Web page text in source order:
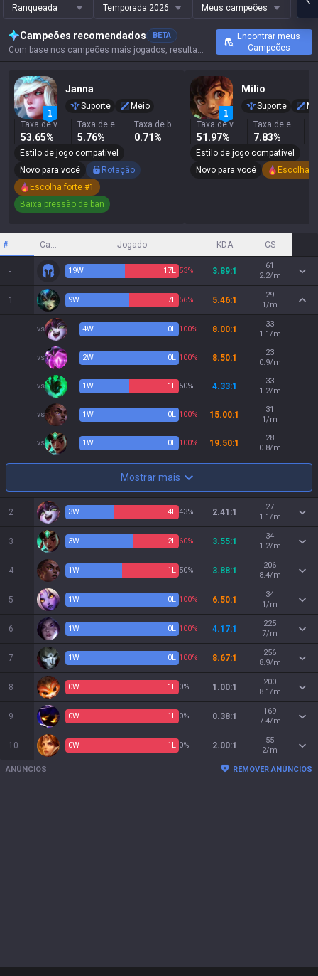
Ranqueada Temporada 2026 Meus campeões
Campeões recomendados BETA
Com base nos campeões mais jogados, resultados e estatísticas principais deste invocador.
Encontrar meus
Campeões
Janna
Suporte
Meio
Taxa de vitória
53.65%
Taxa de escolha
5.76%
Taxa de banimento
0.71%
Estilo de jogo compatível
Novo para você
Rotação
Escolha forte #1
Baixa pressão de ban
Milio
Suporte
Taxa de vitória
51.97%
Taxa de escolha
7.83%
Estilo de jogo compatível
Novo para você
Escolha
# Campeão Jogado KDA CS
- 19W 17L 53% 3.89:1
61
2.2/m
1 9W 7L 56% 5.46:1
29
1/m
vs 4W 0L 100% 8.00:1
33
1.1/m
vs 2W 0L 100% 8.50:1
23
0.9/m
vs 1W 1 L 50% 4.33:1
33
1.2/m
vs 1W 0L 100% 15.00:1
31
1/m
vs 1W 0L 100% 19.50:1
28
0.8/m
Mostrar mais
2 3W 4L 43% 2.41:1
27
1.1/m
3 3W 2L 60% 3.55:1
34
1.2/m
4 1W 1 L 50% 3.88:1
206
8.4/m
5 1W 0L 100% 6.50:1
34
1/m
6 1W 0L 100% 4.17:1
225
7/m
7 1W 0L 100% 8.67:1
256
8.9/m
8 0W 1 L 0% 1.00:1
200
8.1/m
9 0W 1 L 0% 0.38:1
169
7.4/m
10 0W 1 L 0% 2.00:1
55
2/m
ANÚNCIOS REMOVER ANÚNCIOS